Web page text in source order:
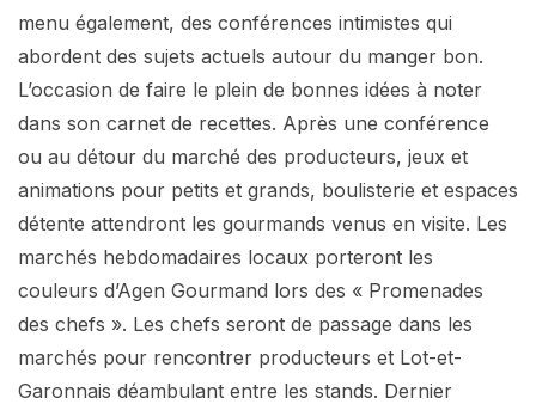
menu également, des conférences intimistes qui
abordent des sujets actuels autour du manger bon.
L’occasion de faire le plein de bonnes idées à noter
dans son carnet de recettes. Après une conférence
ou au détour du marché des producteurs, jeux et
animations pour petits et grands, boulisterie et espaces
détente attendront les gourmands venus en visite. Les
marchés hebdomadaires locaux porteront les
couleurs d’Agen Gourmand lors des « Promenades
des chefs ». Les chefs seront de passage dans les
marchés pour rencontrer producteurs et Lot-et-
Garonnais déambulant entre les stands. Dernier